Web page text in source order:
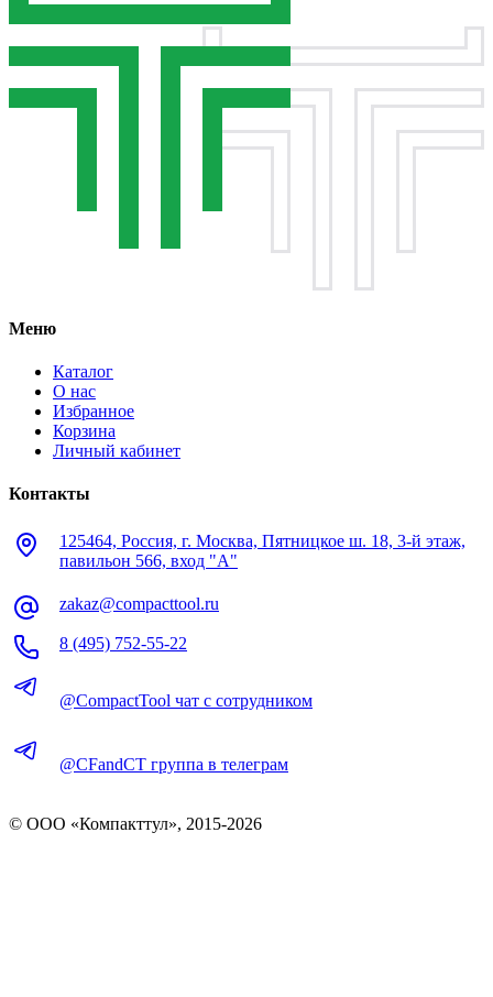
Меню
Каталог
О нас
Избранное
Корзина
Личный кабинет
Контакты
125464, Россия, г. Москва, Пятницкое ш. 18, 3-й этаж,
павильон 566, вход "А"
zakaz@compacttool.ru
8 (495) 752-55-22
@CompactTool чат с сотрудником
@CFandCT группа в телеграм
© OOO «Компакттул», 2015-2026